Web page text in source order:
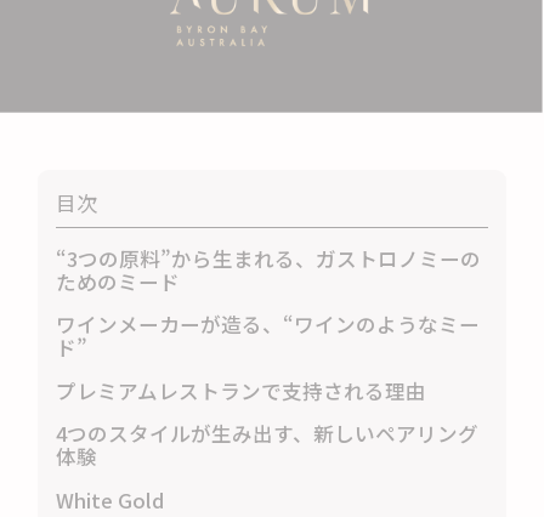
目次
“3つの原料”から生まれる、ガストロノミーの
ためのミード
ワインメーカーが造る、“ワインのようなミー
ド”
プレミアムレストランで支持される理由
4つのスタイルが生み出す、新しいペアリング
体験
White Gold